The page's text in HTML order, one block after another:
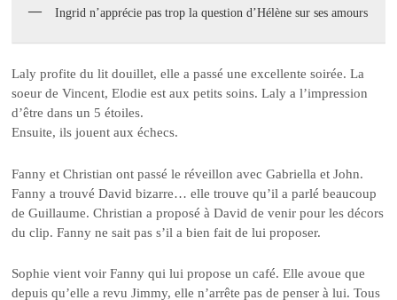
Ingrid n’apprécie pas trop la question d’Hélène sur ses amours
Laly profite du lit douillet, elle a passé une excellente soirée. La
soeur de Vincent, Elodie est aux petits soins. Laly a l’impression
d’être dans un 5 étoiles.
Ensuite, ils jouent aux échecs.
Fanny et Christian ont passé le réveillon avec Gabriella et John.
Fanny a trouvé David bizarre… elle trouve qu’il a parlé beaucoup
de Guillaume. Christian a proposé à David de venir pour les décors
du clip. Fanny ne sait pas s’il a bien fait de lui proposer.
Sophie vient voir Fanny qui lui propose un café. Elle avoue que
depuis qu’elle a revu Jimmy, elle n’arrête pas de penser à lui. Tous